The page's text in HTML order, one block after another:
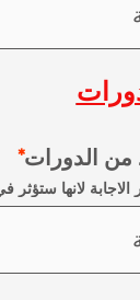
من الدورات
لانها ستؤثر